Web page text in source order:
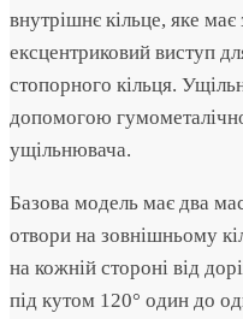
внутрішнє кільце, яке
ексцентриковий виступ
стопорного кільця.
допомогою
ущільнювача.
Базова модель має два
отвори на зовнішньому
на кожній стороні від
під кутом 120° один до